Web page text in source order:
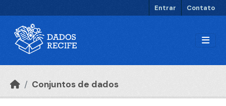
Entrar Contato
Conjuntos de dados